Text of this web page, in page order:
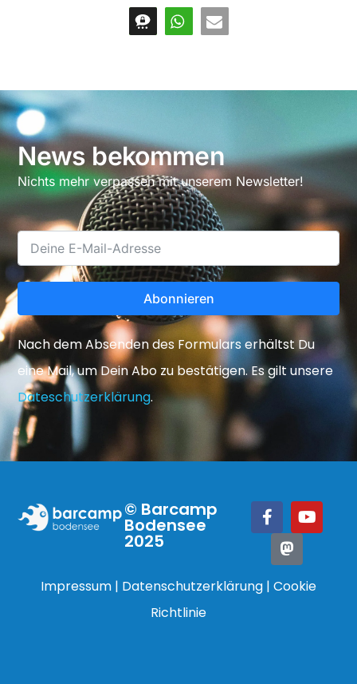
News bekommen
Nichts mehr verpassen mit unserem Newsletter!
Abonnieren
Nach dem Absenden des Formulars erhältst Du
eine Mail, um Dein Abo zu bestätigen. Es gilt unsere
Dateschutzerklärung.
© Barcamp
Bodensee
2025
Impressum | Datenschutzerklärung | Cookie
Richtlinie